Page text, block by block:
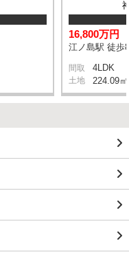
16,800万円
江ノ島駅 徒歩
間取 4LDK
土地 224.09㎡